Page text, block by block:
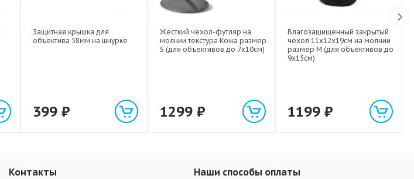
Защитная крышка для
объектива 58мм на шнурке
399 ₽
Жесткий чехол-футляр на
молнии текстура Кожа размер
S (для объективов до 7х10см)
1299₽
Влагозащищенный закрытый
чехол 11х12х19см на молнии
размер M (для объективов до
9х15см)
1199 ₽
Контакты Наши способы оплаты